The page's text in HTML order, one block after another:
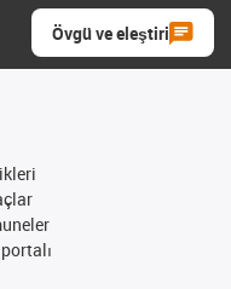
Övgü ve eleştiri